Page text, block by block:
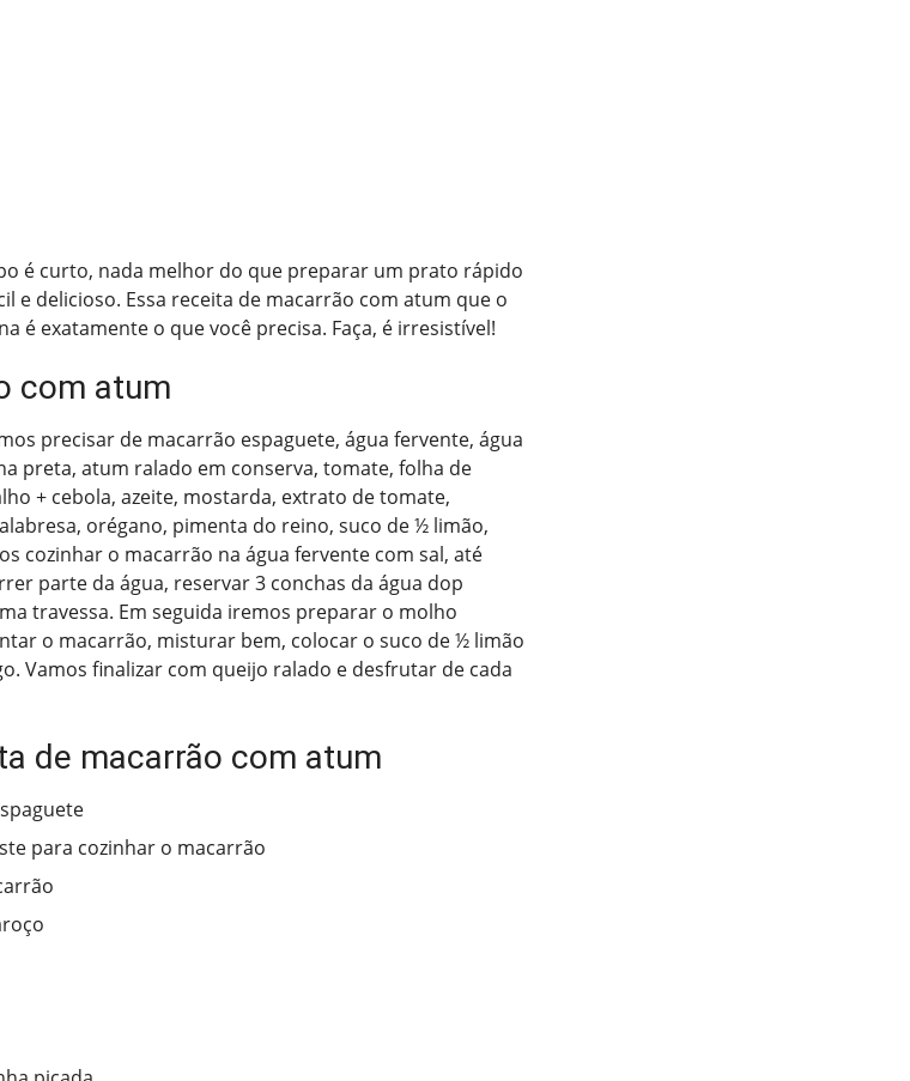
é curto, nada melhor do que preparar um prato rápido
e delicioso. Essa receita de macarrão com atum que o
é exatamente o que você precisa. Faça, é irresistível!
com atum
precisar de macarrão espaguete, água fervente, água
preta, atum ralado em conserva, tomate, folha de
+ cebola, azeite, mostarda, extrato de tomate,
orégano, pimenta do reino, suco de ½ limão,
cozinhar o macarrão na água fervente com sal, até
parte da água, reservar 3 conchas da água dop
travessa. Em seguida iremos preparar o molho
o macarrão, misturar bem, colocar o suco de ½ limão
Vamos finalizar com queijo ralado e desfrutar de cada
de macarrão com atum
para cozinhar o macarrão